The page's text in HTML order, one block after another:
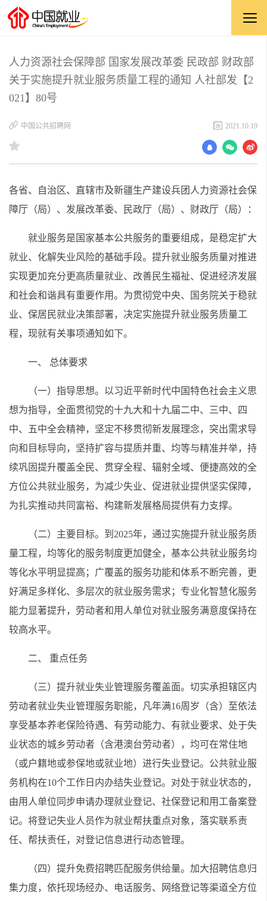
人力资源社会保障部 国家发展改革委 民政部 财政部
关于实施提升就业服务质量工程的通知 人社部发【2
021】80号
中国公共招聘网 2021.10.19
各省、自治区、直辖市及新疆生产建设兵团人力资源社会保
障厅（局）、发展改革委、民政厅（局）、财政厅（局）：
就业服务是国家基本公共服务的重要组成，是稳定扩大
就业、化解失业风险的基础手段。提升就业服务质量对推进
实现更加充分更高质量就业、改善民生福祉、促进经济发展
和社会和谐具有重要作用。为贯彻党中央、国务院关于稳就
业、保居民就业决策部署，决定实施提升就业服务质量工
程，现就有关事项通知如下。
一、 总体要求
（一）指导思想。以习近平新时代中国特色社会主义思
想为指导，全面贯彻党的十九大和十九届二中、三中、四
中、五中全会精神，坚定不移贯彻新发展理念，突出需求导
向和目标导向，坚持扩容与提质并重、均等与精准并举，持
续巩固提升覆盖全民、贯穿全程、辐射全域、便捷高效的全
方位公共就业服务，为减少失业、促进就业提供坚实保障，
为扎实推动共同富裕、构建新发展格局提供有力支撑。
（二）主要目标。到2025年，通过实施提升就业服务质
量工程，均等化的服务制度更加健全，基本公共就业服务均
等化水平明显提高；广覆盖的服务功能和体系不断完善，更
好满足多样化、多层次的就业服务需求；专业化智慧化服务
能力显著提升，劳动者和用人单位对就业服务满意度保持在
较高水平。
二、 重点任务
（三）提升就业失业管理服务覆盖面。切实承担辖区内
劳动者就业失业管理服务职能，凡年满16周岁（含）至依法
享受基本养老保险待遇、有劳动能力、有就业要求、处于失
业状态的城乡劳动者（含港澳台劳动者），均可在常住地
（或户籍地或参保地或就业地）进行失业登记。公共就业服
务机构在10个工作日内办结失业登记。对处于就业状态的，
由用人单位同步申请办理就业登记、社保登记和用工备案登
记。将登记失业人员作为就业帮扶重点对象，落实联系责
任、帮扶责任，对登记信息进行动态管理。
（四）提升免费招聘匹配服务供给量。加大招聘信息归
集力度，依托现场经办、电话服务、网络登记等渠道全方位